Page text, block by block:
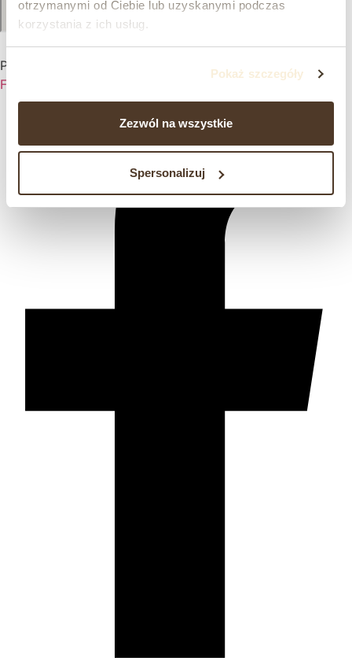
otrzymanymi od Ciebie lub uzyskanymi podczas
korzystania z ich usług.
Pokaż szczegóły
Zezwól na wszystkie
Spersonalizuj
Prawdziwa pasja, od pokoleń.
Facebook-f